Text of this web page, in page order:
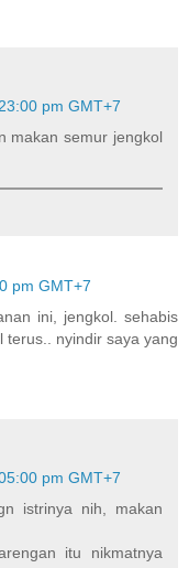
pm GMT+7
makan semur jengkol
pm GMT+7
ini, jengkol. sehabis
terus.. nyindir saya yang
pm GMT+7
istrinya nih, makan
itu nikmatnya